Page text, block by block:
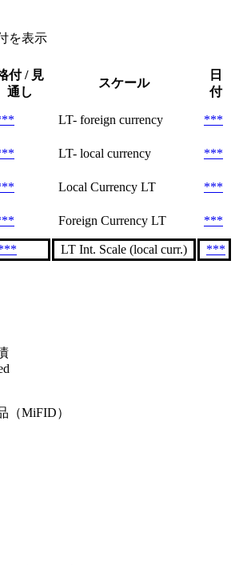
を表示
付 / 見
通し
スケール
日
付
LT- foreign currency
***
LT- local currency
***
Local Currency LT
***
Foreign Currency LT ***
LT Int. Scale (local curr.) ***
（MiFID）